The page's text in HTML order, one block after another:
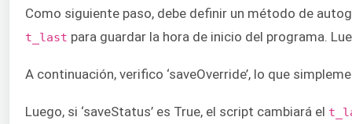
Como siguiente paso, debe definir un método de
t_last para guardar la hora de inicio del programa.
A continuación, verifico ‘saveOverride’, lo que
Luego, si ‘saveStatus’ es True, el script cambiará el